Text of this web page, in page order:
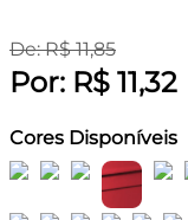
De:R$ 11,85
Por: R$ 11,32
Cores Disponíveis